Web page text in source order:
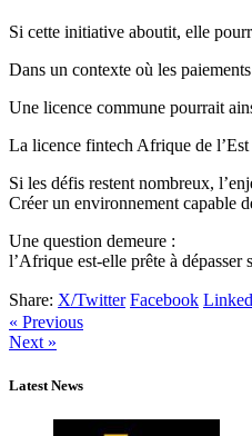
Si cette initiative aboutit, elle
Dans un contexte où les
Une licence commune pourrait
La licence fintech Afrique de
Si les défis restent nombreux,
Créer un environnement capable
Une question demeure :
l’Afrique est-elle prête à
Share: X/Twitter Facebook
« Previous
Next »
Latest News